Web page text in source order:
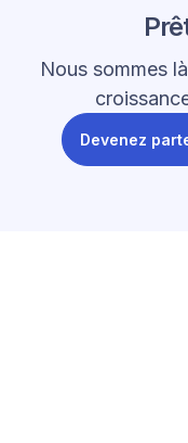
Nous sommes
Devenez